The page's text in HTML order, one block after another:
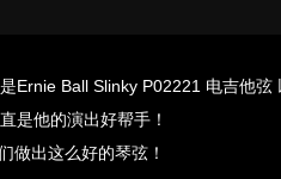
Ernie Ball Slinky P02221 电吉他
是他的演出好帮手！
做出这么好的琴弦！